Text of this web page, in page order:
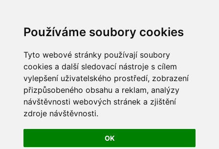
Používáme soubory cookies
Tyto webové stránky používají soubory
cookies a další sledovací nástroje s cílem
vylepšení uživatelského prostředí, zobrazení
přizpůsobeného obsahu a reklam, analýzy
návštěvnosti webových stránek a zjištění
zdroje návštěvnosti.
OK